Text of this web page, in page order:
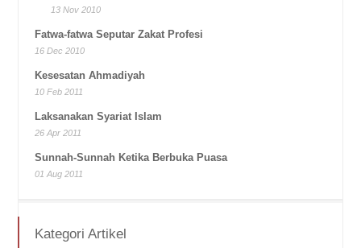
13 Nov 2010
Fatwa-fatwa Seputar Zakat Profesi
16 Dec 2010
Kesesatan Ahmadiyah
10 Feb 2011
Laksanakan Syariat Islam
26 Apr 2011
Sunnah-Sunnah Ketika Berbuka Puasa
01 Aug 2011
Kategori Artikel